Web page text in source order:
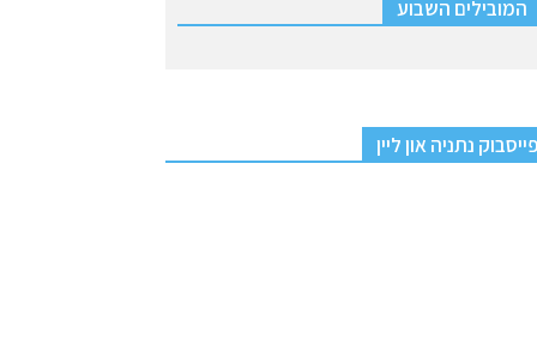
המובילים השבוע
פייסבוק נתניה און ליין